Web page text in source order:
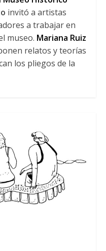
invitó a artistas
a trabajar en
museo. Mariana Ruiz
relatos y teorías
los pliegos de la